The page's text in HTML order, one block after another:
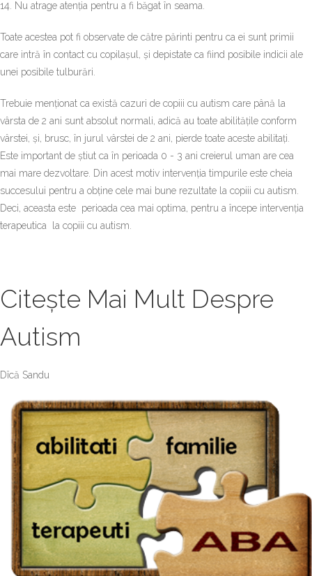
14. Nu atrage atenția pentru a fi băgat în seama.
Toate acestea pot fi observate de către părinti pentru ca ei sunt primii
care intră în contact cu copilașul, și depistate ca fiind posibile indicii ale
unei posibile tulburări.
Trebuie menționat ca există cazuri de copiii cu autism care până la
vârsta de 2 ani sunt absolut normali, adică au toate abilitățile conform
vârstei, și, brusc, în jurul vârstei de 2 ani, pierde toate aceste abilitați.
Este important de știut ca în perioada 0 - 3 ani creierul uman are cea
mai mare dezvoltare. Din acest motiv intervenția timpurile este cheia
succesului pentru a obține cele mai bune rezultate la copiii cu autism.
Deci, aceasta este perioada cea mai optima, pentru a începe intervenția
terapeutica la copiii cu autism.
Citește Mai Mult Despre
Autism
Dîcă Sandu